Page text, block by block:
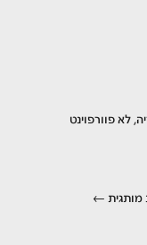
לא פוורפוינט